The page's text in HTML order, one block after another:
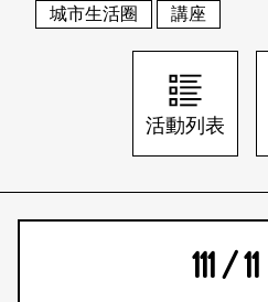
刊物索取地點
刊登活動
日本語
城市生活圈
講座
活動列表
111 / 11